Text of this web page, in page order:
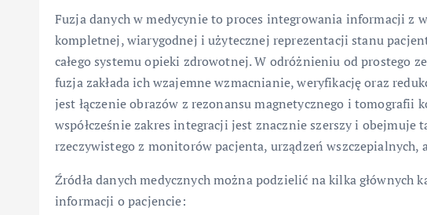
Fuzja danych w medycynie to proces integrowania informacji z
kompletnej, wiarygodnej i użytecznej reprezentacji stanu
całego systemu opieki zdrowotnej. W odróżnieniu od prostego
fuzja zakłada ich wzajemne wzmacnianie, weryfikację oraz
jest łączenie obrazów z rezonansu magnetycznego i tomografii
współcześnie zakres integracji jest znacznie szerszy i obejmuje
rzeczywistego z monitorów pacjenta, urządzeń
Źródła danych medycznych można podzielić na kilka
informacji o pacjencie: